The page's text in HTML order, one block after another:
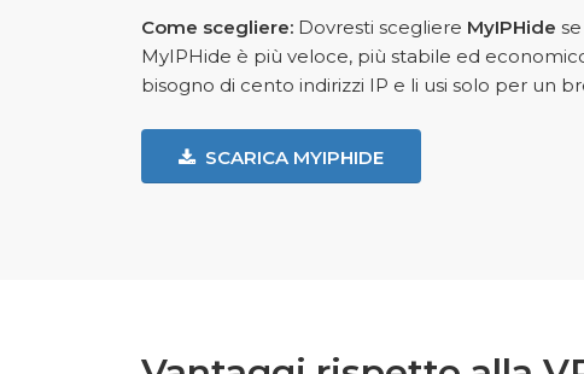
Come scegliere: Dovresti scegliere MyIPHide
MyIPHide è più veloce, più stabile ed
bisogno di cento indirizzi IP e li usi solo per un
SCARICA MYIPHIDE